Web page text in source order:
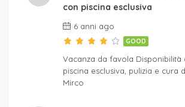
con piscina esclusiva
6 anni ago
GOOD
Vacanza da favola Disponibilità
piscina esclusiva, pulizia e cura
Mirco